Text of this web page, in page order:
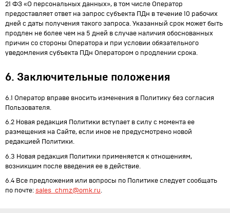
21 ФЗ «О персональных данных», в том числе Оператор
предоставляет ответ на запрос субъекта ПДн в течение 10 рабочих
дней с даты получения такого запроса. Указанный срок может быть
продлен не более чем на 5 дней в случае наличия обоснованных
причин со стороны Оператора и при условии обязательного
уведомления субъекта ПДн Оператором о продлении срока.
6. Заключительные положения
6.1 Оператор вправе вносить изменения в Политику без согласия
Пользователя.
6.2 Новая редакция Политики вступает в силу с момента ее
размещения на Сайте, если иное не предусмотрено новой
редакцией Политики.
6.3 Новая редакция Политики применяется к отношениям,
возникшим после введения ее в действие.
6.4 Все предложения или вопросы по Политике следует сообщать
по почте: sales_chmz@omk.ru.